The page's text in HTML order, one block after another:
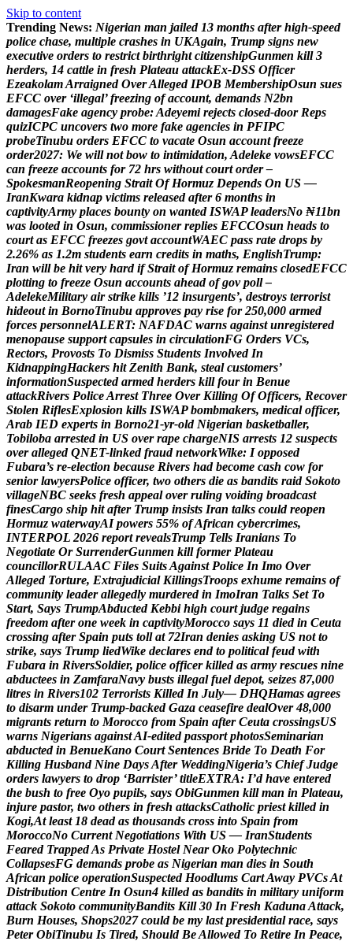
Skip to content
Trending News: Nigerian man jailed 13 months after high-speed
police chase, multiple crashes in UKAgain, Trump signs new
executive orders to restrict birthright citizenshipGunmen kill 3
herders, 14 cattle in fresh Plateau attackEx-DSS Officer
EzeakolamArraigned OverAlleged IPOB MembershipOsun sues
EFCC over ‘illegal’ freezing of account, demands N2bn
damagesFake agency probe:Adeyemi rejects closed-door Reps
quizICPC uncovers two more fake agencies in PFIPC
probeTinubu orders EFCC to vacate Osun account freeze
order2027: We will not bow to intimidation, Adeleke vowsEFCC
can freeze accounts for 72 hrs without court order –
SpokesmanReopening Strait Of Hormuz Depends On US —
IranKwara kidnap victims released after 6 months in
captivityArmy places bounty on wanted ISWAP leadersNo ₦11bn
was looted in Osun, commissioner replies EFCCOsun heads to
court as EFCC freezes govt accountWAEC pass rate drops by
2.26% as 1.2m students earn credits in maths, EnglishTrump:
Iran will be hit very hard if Strait of Hormuz remains closedEFCC
plotting to freeze Osun accounts ahead of gov poll –
AdelekeMilitary air strike kills ’12 insurgents’, destroys terrorist
hideout in BornoTinubu approves pay rise for 250,000 armed
forces personnelALERT: NAFDAC warns against unregistered
menopause support capsules in circulationFG Orders VCs,
Rectors, Provosts To Dismiss Students Involved In
KidnappingHackers hit Zenith Bank, steal customers’
informationSuspected armed herders kill four in Benue
attackRivers PoliceArrest Three Over Killing Of Officers, Recover
Stolen RiflesExplosion kills ISWAP bombmakers, medical officer,
Arab IED experts in Borno21-yr-old Nigerian basketballer,
Tobiloba arrested in US over rape chargeNIS arrests 12 suspects
over alleged QNET-linked fraud networkWike: I opposed
Fubara’s re-election because Rivers had become cash cow for
senior lawyersPolice officer, two others die as bandits raid Sokoto
villageNBC seeks fresh appeal over ruling voiding broadcast
finesCargo ship hit after Trump insists Iran talks could reopen
Hormuz waterwayAI powers 55% ofAfrican cybercrimes,
INTERPOL 2026 report revealsTrump Tells Iranians To
Negotiate Or SurrenderGunmen kill former Plateau
councillorRULAAC Files SuitsAgainst Police In Imo Over
Alleged Torture, Extrajudicial KillingsTroops exhume remains of
community leader allegedly murdered in ImoIran Talks Set To
Start, Says TrumpAbducted Kebbi high court judge regains
freedom after one week in captivityMorocco says 11 died in Ceuta
crossing after Spain puts toll at 72Iran denies asking US not to
strike, says Trump liedWike declares end to political feud with
Fubara in RiversSoldier, police officer killed as army rescues nine
abductees in ZamfaraNavy busts illegal fuel depot, seizes 87,000
litres in Rivers102 Terrorists Killed In July— DHQHamas agrees
to disarm under Trump-backed Gaza ceasefire dealOver 48,000
migrants return to Morocco from Spain after Ceuta crossingsUS
warns Nigerians againstAI-edited passport photosSeminarian
abducted in BenueKano Court Sentences Bride To Death For
Killing Husband Nine DaysAfter WeddingNigeria’s Chief Judge
orders lawyers to drop ‘Barrister’ titleEXTRA: I’d have entered
the bush to free Oyo pupils, says ObiGunmen kill man in Plateau,
injure pastor, two others in fresh attacksCatholic priest killed in
Kogi,At least 18 dead as thousands cross into Spain from
MoroccoNo Current Negotiations With US — IranStudents
Feared TrappedAs Private Hostel Near Oko Polytechnic
CollapsesFG demands probe as Nigerian man dies in South
African police operationSuspected Hoodlums CartAway PVCsAt
Distribution Centre In Osun4 killed as bandits in military uniform
attack Sokoto communityBandits Kill 30 In Fresh KadunaAttack,
Burn Houses, Shops2027 could be my last presidential race, says
Peter ObiTinubu Is Tired, Should BeAllowed To Retire In Peace,